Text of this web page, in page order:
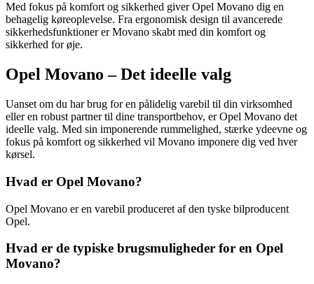
Med fokus på komfort og sikkerhed giver Opel Movano dig en
behagelig køreoplevelse. Fra ergonomisk design til avancerede
sikkerhedsfunktioner er Movano skabt med din komfort og
sikkerhed for øje.
Opel Movano – Det ideelle valg
Uanset om du har brug for en pålidelig varebil til din virksomhed
eller en robust partner til dine transportbehov, er Opel Movano det
ideelle valg. Med sin imponerende rummelighed, stærke ydeevne og
fokus på komfort og sikkerhed vil Movano imponere dig ved hver
kørsel.
Hvad er Opel Movano?
Opel Movano er en varebil produceret af den tyske bilproducent
Opel.
Hvad er de typiske brugsmuligheder for en Opel
Movano?